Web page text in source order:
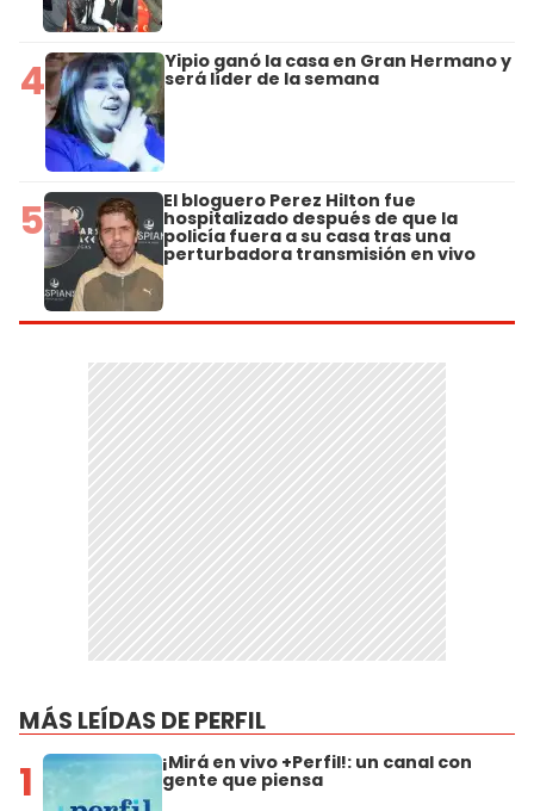
4 Yipio ganó la casa en Gran Hermano y
será líder de la semana
5 El bloguero Perez Hilton fue
hospitalizado después de que la
policía fuera a su casa tras una
perturbadora transmisión en vivo
MÁS LEÍDAS DE PERFIL
1 ¡Mirá en vivo +Perfil!: un canal con
gente que piensa